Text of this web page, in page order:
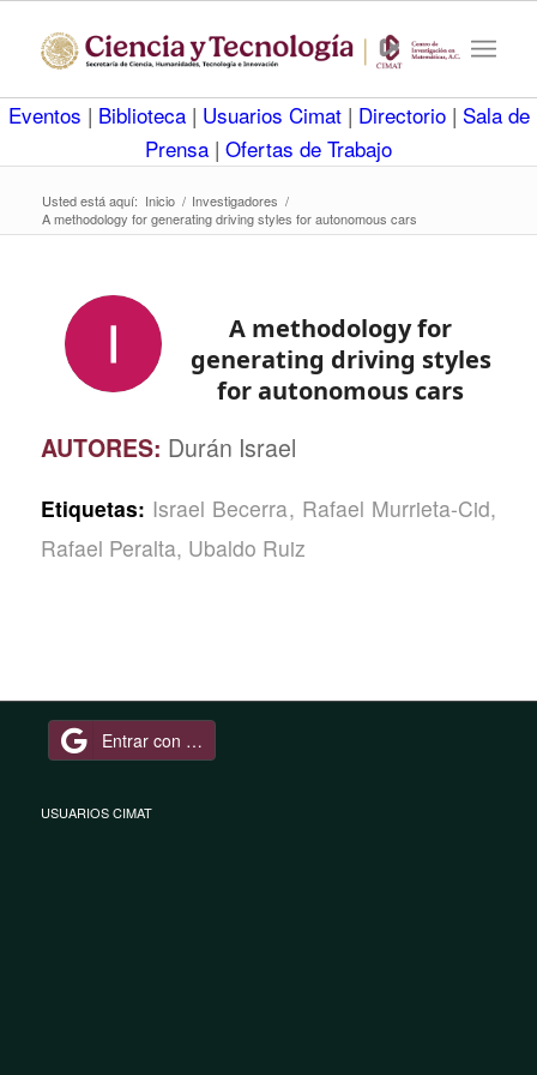
Eventos | Biblioteca | Usuarios Cimat | Directorio | Sala de
Prensa | Ofertas de Trabajo
Usted está aquí: Inicio / Investigadores /
A methodology for generating driving styles for autonomous cars
A methodology for
generating driving styles
for autonomous cars
AUTORES: Durán Israel
Etiquetas: Israel Becerra, Rafael Murrieta-Cid,
Rafael Peralta, Ubaldo Ruiz
Entrar con Google
USUARIOS CIMAT